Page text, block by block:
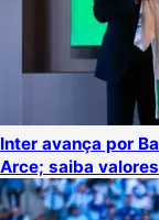
Inter avança por
Arce; saiba valores